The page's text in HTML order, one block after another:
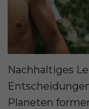
Nachhaltiges
Planeten